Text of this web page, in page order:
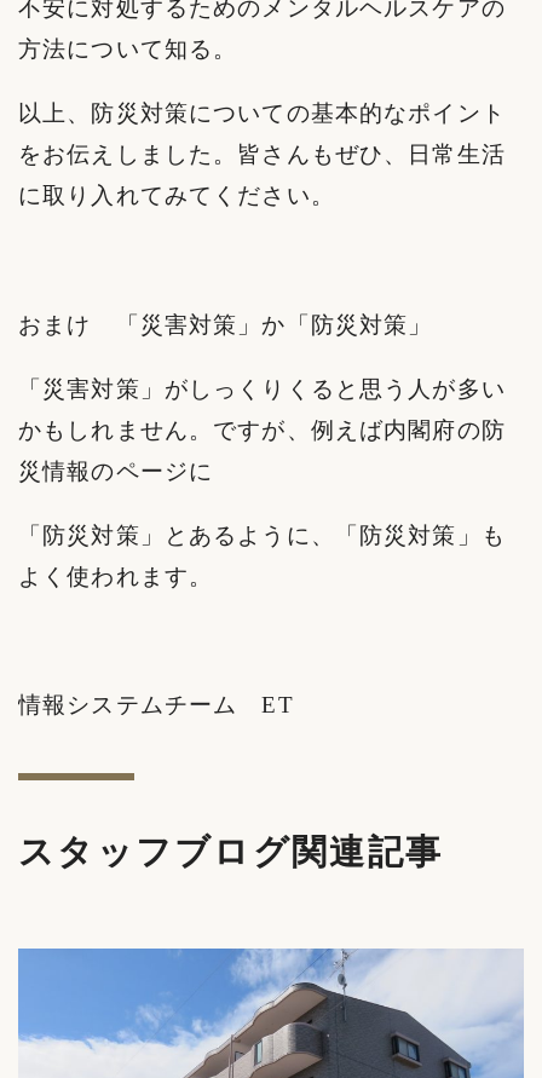
不安に対処するためのメンタルヘルスケアの
方法について知る。
以上、防災対策についての基本的なポイント
をお伝えしました。皆さんもぜひ、日常生活
に取り入れてみてください。
おまけ 「災害対策」か「防災対策」
「災害対策」がしっくりくると思う人が多い
かもしれません。ですが、例えば内閣府の防
災情報のページに
「防災対策」とあるように、「防災対策」も
よく使われます。
情報システムチームET
スタッフブログ関連記事